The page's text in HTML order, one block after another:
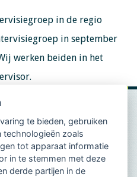
in de regio
in september
werken beiden in het
te bieden, gebruiken
technologieën zoals
tot apparaat informatie
in te stemmen met deze
derde partijen in de